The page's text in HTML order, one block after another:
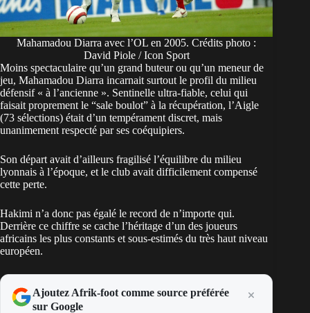
Mahamadou Diarra avec l’OL en 2005. Crédits photo :
David Piole / Icon Sport
Moins spectaculaire qu’un grand buteur ou qu’un meneur de
jeu, Mahamadou Diarra incarnait surtout le profil du milieu
défensif « à l’ancienne ». Sentinelle ultra-fiable, celui qui
faisait proprement le “sale boulot” à la récupération, l’Aigle
(73 sélections) était d’un tempérament discret, mais
unanimement respecté par ses coéquipiers.
Son départ avait d’ailleurs fragilisé l’équilibre du milieu
lyonnais à l’époque, et le club avait difficilement compensé
cette perte.
Hakimi n’a donc pas égalé le record de n’importe qui.
Derrière ce chiffre se cache l’héritage d’un des joueurs
africains les plus constants et sous-estimés du très haut niveau
européen.
Ajoutez Afrik-foot comme source préférée
sur Google